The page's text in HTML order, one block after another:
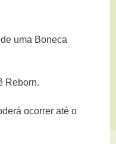
uma Boneca
Reborn.
ocorrer até o